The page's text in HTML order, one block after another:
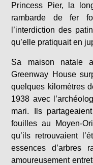
Princess Pier, la
rambarde de fer
l’interdiction des
qu’elle pratiquait en
Sa maison natale
Greenway House
quelques kilomètres
1938 avec
mari. Ils
fouilles au Moyen-
qu’ils retrouvaient
essences d’arbres
amoureusement